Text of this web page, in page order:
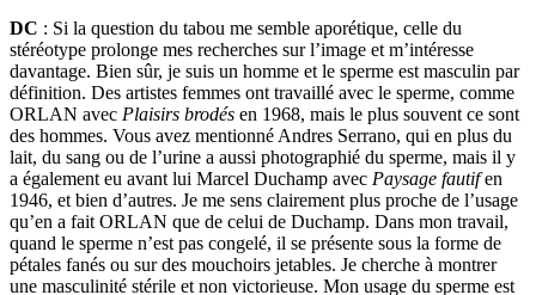
DC : Si la question du tabou me semble aporétique, celle du
stéréotype prolonge mes recherches sur l’image et m’intéresse
davantage. Bien sûr, je suis un homme et le sperme est masculin par
définition. Des artistes femmes ont travaillé avec le sperme, comme
ORLAN avec Plaisirs brodés en 1968, mais le plus souvent ce sont
des hommes. Vous avez mentionné Andres Serrano, qui en plus du
lait, du sang ou de l’urine a aussi photographié du sperme, mais il y
a également eu avant lui Marcel Duchamp avec Paysage fautifen
1946, et bien d’autres. Je me sens clairement plus proche de l’usage
qu’en a fait ORLAN que de celui de Duchamp. Dans mon travail,
quand le sperme n’est pas congelé, il se présente sous la forme de
pétales fanés ou sur des mouchoirs jetables. Je cherche à montrer
une masculinité stérile et non victorieuse. Mon usage du sperme est